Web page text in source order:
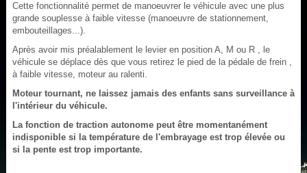
Cette fonctionnalité permet de manoeuvrer le véhicule avec une plus
grande souplesse à faible vitesse (manoeuvre de stationnement,
embouteillages...).
Après avoir mis préalablement le levier en position A, M ou R , le
véhicule se déplace dès que vous retirez le pied de la pédale de frein ,
à faible vitesse, moteur au ralenti.
Moteur tournant, ne laissez jamais des enfants sans surveillance à
l'intérieur du véhicule.
La fonction de traction autonome peut être momentanément
indisponible si la température de l'embrayage est trop élevée ou
si la pente est trop importante.